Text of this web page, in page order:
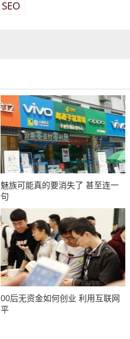
SEO
魅族可能真的要消失了 甚至连一
句
00后无资金如何创业 利用互联网
平